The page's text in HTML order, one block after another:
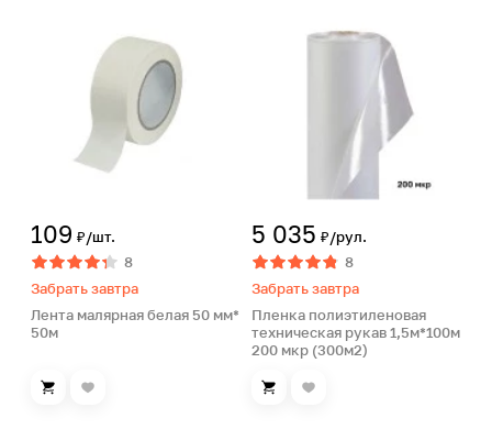
109 ₽/шт.
8
Забрать завтра
Лента малярная белая 50 мм*
50м
5 035 ₽/рул.
8
Забрать завтра
Пленка полиэтиленовая
техническая рукав 1,5м*100м
200 мкр (300м2)